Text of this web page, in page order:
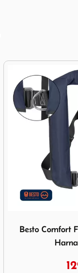
Sevylor Puddle